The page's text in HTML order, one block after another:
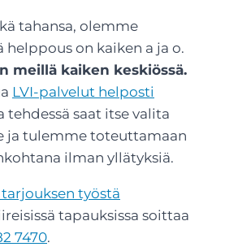
tahansa, olemme
on kaiken a ja o.
meillä kaiken keskiössä.
LVI-palvelut helposti
tehdessä saat itse valita
ja tulemme toteuttamaan
ilman yllätyksiä.
työstä
tapauksissa soittaa
7470.